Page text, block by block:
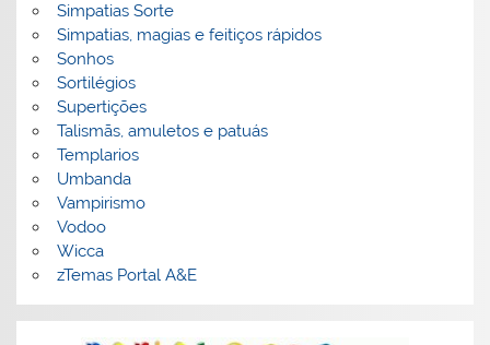
Simpatias Sorte
Simpatias, magias e feitiços rápidos
Sonhos
Sortilégios
Supertições
Talismãs, amuletos e patuás
Templarios
Umbanda
Vampirismo
Vodoo
Wicca
zTemas Portal A&E